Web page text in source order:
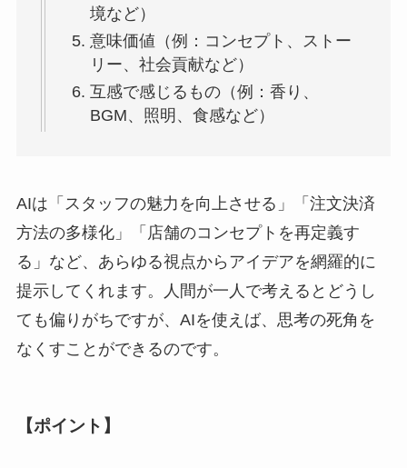
境など）
意味価値（例：コンセプト、ストー
リー、社会貢献など）
互感で感じるもの（例：香り、
BGM、照明、食感など）
AIは「スタッフの魅力を向上させる」「注文決済
方法の多様化」「店舗のコンセプトを再定義す
る」など、あらゆる視点からアイデアを網羅的に
提示してくれます。人間が一人で考えるとどうし
ても偏りがちですが、AIを使えば、思考の死角を
なくすことができるのです。
【ポイント】